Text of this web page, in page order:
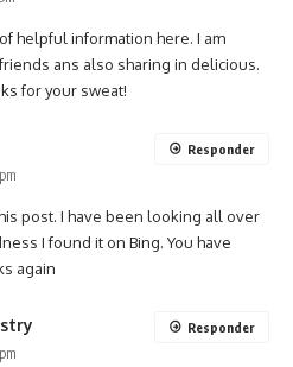
helpful information here. I am
ans also sharing in delicious.
for your sweat!
post. I have been looking all over
I found it on Bing. You have
again
Responder
Responder